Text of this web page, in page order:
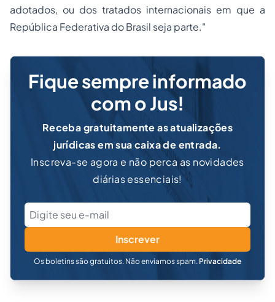
adotados, ou dos tratados internacionais em que a
República Federativa do Brasil seja parte."
Fique sempre informado
com o Jus!
Receba gratuitamente as atualizações
jurídicas em sua caixa de entrada.
Inscreva-se agora e não perca as novidades
diárias essenciais!
Inscrever
Os boletins são gratuitos. Não enviamos spam. Privacidade